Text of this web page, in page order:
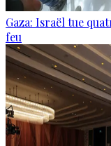
Gaza: Israël tue
feu